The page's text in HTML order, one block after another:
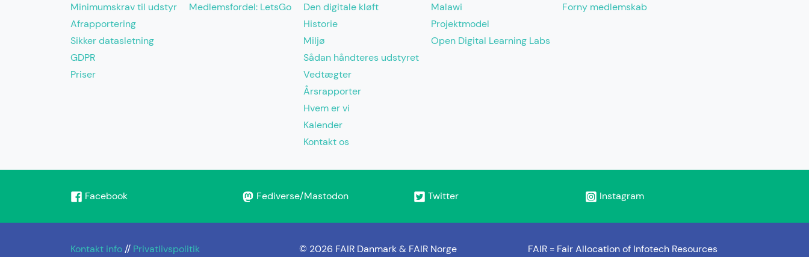
Minimumskrav til udstyr
Afrapportering
Sikker datasletning
GDPR
Priser
Medlemsfordel: LetsGo
Den digitale kløft
Historie
Miljø
Sådan håndteres udstyret
Vedtægter
Årsrapporter
Hvem er vi
Kalender
Kontakt os
Malawi
Projektmodel
Open Digital Learning Labs
Forny medlemskab
Facebook Fediverse/Mastodon Twitter Instagram
Kontakt info // Privatlivspolitik © 2026 FAIR Danmark & FAIR Norge FAIR = Fair Allocation of Infotech Resources